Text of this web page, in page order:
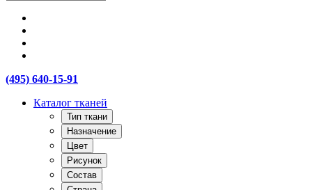
(495) 640-15-91
Каталог тканей
Тип ткани
Назначение
Цвет
Рисунок
Состав